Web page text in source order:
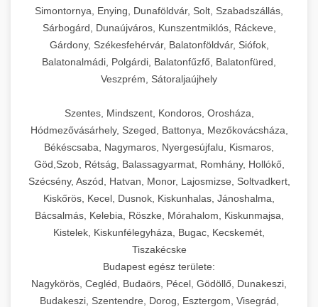
Simontornya, Enying, Dunaföldvár, Solt, Szabadszállás,
Sárbogárd, Dunaújváros, Kunszentmiklós, Ráckeve,
Gárdony, Székesfehérvár, Balatonföldvár, Siófok,
Balatonalmádi, Polgárdi, Balatonfűzfő, Balatonfüred,
Veszprém, Sátoraljaújhely
Szentes, Mindszent, Kondoros, Orosháza,
Hódmezővásárhely, Szeged, Battonya, Mezőkovácsháza,
Békéscsaba, Nagymaros, Nyergesújfalu, Kismaros,
Göd,Szob, Rétság, Balassagyarmat, Romhány, Hollókő,
Szécsény, Aszód, Hatvan, Monor, Lajosmizse, Soltvadkert,
Kiskőrös, Kecel, Dusnok, Kiskunhalas, Jánoshalma,
Bácsalmás, Kelebia, Röszke, Mórahalom, Kiskunmajsa,
Kistelek, Kiskunfélegyháza, Bugac, Kecskemét,
Tiszakécske
Budapest egész területe:
Nagykörös, Cegléd, Budaörs, Pécel, Gödöllő, Dunakeszi,
Budakeszi, Szentendre, Dorog, Esztergom, Visegrád,